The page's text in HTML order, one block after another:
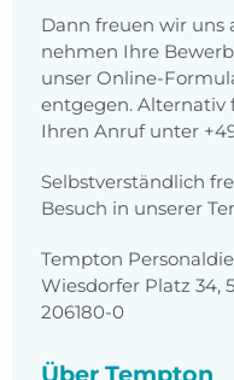
Dann freuen wir uns
nehmen Ihre
unser Online-
entgegen. Alternativ
Ihren Anruf unter +49
Selbstverständlich
Besuch in unserer
Tempton
Wiesdorfer Platz 34,
206180-0